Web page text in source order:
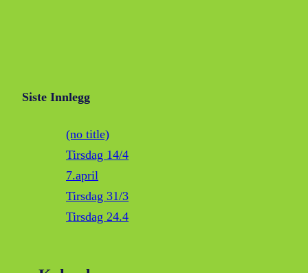
Siste Innlegg
(no title)
Tirsdag 14/4
7.april
Tirsdag 31/3
Tirsdag 24.4